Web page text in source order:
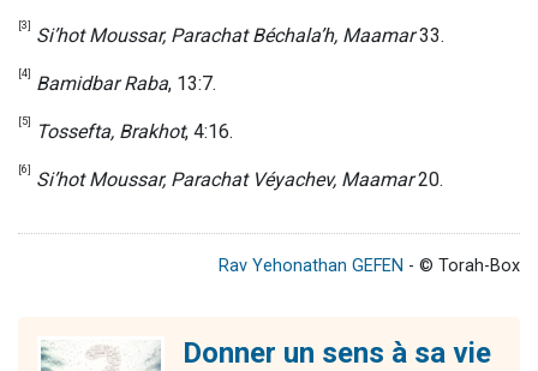
[3] Si’hot Moussar, Parachat Béchala’h, Maamar33.
[4] Bamidbar Raba, 13:7.
[5] Tossefta, Brakhot, 4:16.
[6] Si’hot Moussar, Parachat Véyachev, Maamar20.
Rav Yehonathan GEFEN - © Torah-Box
Donner un sens à sa vie